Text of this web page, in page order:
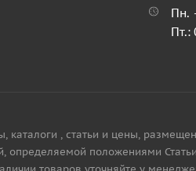
Пн.
Пт.:
, статьи и цены,
определяемой положениями